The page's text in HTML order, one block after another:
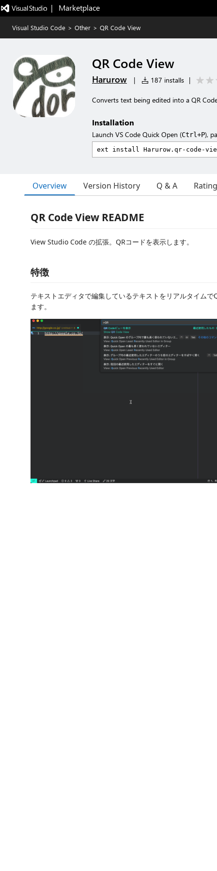
|   Marketplace
Visual Studio Code > Other > QR Code View
QR Code View
Harurow | 187 installs |
Converts text being edited into a QR
Installation
Launch VS Code Quick Open (Ctrl+P),
Overview Version History Q & A
QR Code View README
View Studio Code の拡張。QRコードを表示します。
特徴
テキストエディタで編集しているテキストをリアルタイムで
ます。